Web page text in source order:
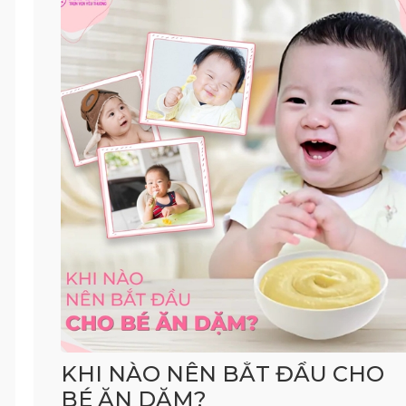
KHI NÀO NÊN BẮT ĐẦU CHO
BÉ ĂN DẶM?